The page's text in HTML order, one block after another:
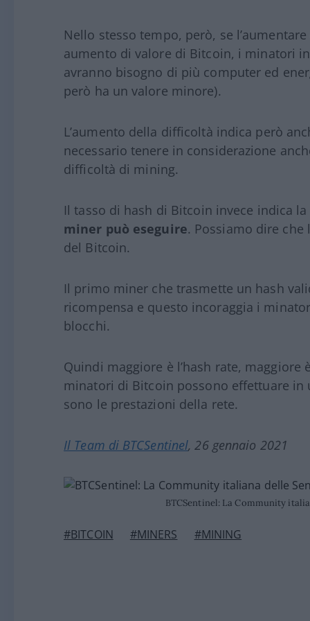
Nello stesso tempo, però, se
aumento di valore di Bitcoin, i minatori
avranno bisogno di più computer ed
però ha un valore minore).
L’aumento della difficoltà indica però
necessario tenere in considerazione
difficoltà di mining.
Il tasso di hash di Bitcoin invece indica la
miner può eseguire. Possiamo dire che
del Bitcoin.
Il primo miner che trasmette un hash
ricompensa e questo incoraggia i
blocchi.
Quindi maggiore è l’hash rate,
minatori di Bitcoin possono effettuare in
sono le prestazioni della rete.
Il Team di BTCSentinel, 26 gennaio 2021
BTCSentinel: La Community
#BITCOIN #MINERS #MINING